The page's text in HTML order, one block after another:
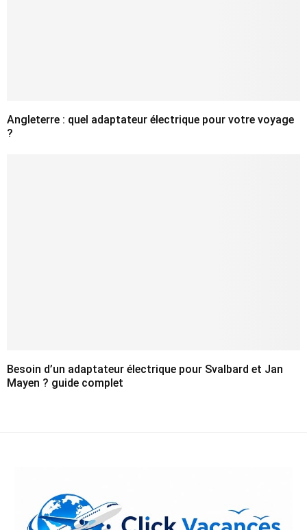
Angleterre : quel adaptateur électrique pour votre voyage
?
Besoin d’un adaptateur électrique pour Svalbard et Jan
Mayen ? guide complet